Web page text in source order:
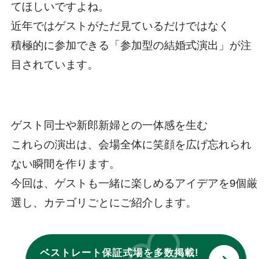
てほしいですよね。
近年ではゲストがただ見ているだけではなく
積極的に参加できる「参加型の結婚式演出」が注
目されています。
ゲスト同士や新郎新婦との一体感を生む
これらの演出は、会場全体に笑顔を広げ忘れられ
ない瞬間を作ります。
今回は、ゲストも一緒に楽しめるアイデアを9個厳
選し、カテゴリごとにご紹介します。
ベストレート保証式場を多数掲載!